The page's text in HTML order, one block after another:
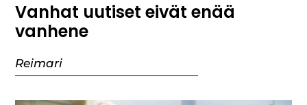
Vanhat uutiset eivät enää
vanhene
Reimari